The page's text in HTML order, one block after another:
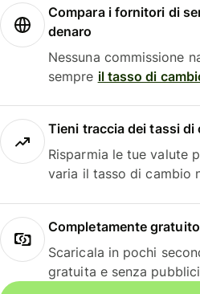
Compara i fornitori di
denaro
Nessuna commissione
sempre il tasso di
Tieni traccia dei tassi di
Risparmia le tue valute
varia il tasso di cambio
Completamente
Scaricala in pochi
gratuita e senza